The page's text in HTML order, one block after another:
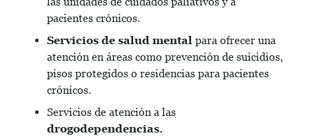
pacientes crónicos.
Servicios de salud mental para ofrecer una
atención en áreas como prevención de suicidios,
pisos protegidos o residencias para pacientes
crónicos.
Servicios de atención a las
drogodependencias.